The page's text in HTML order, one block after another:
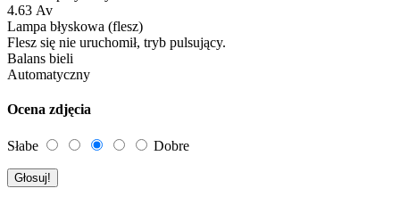
4.63 Av
Lampa błyskowa (flesz)
Flesz się nie uruchomił, tryb pulsujący.
Balans bieli
Automatyczny
Ocena zdjęcia
Słabe Dobre